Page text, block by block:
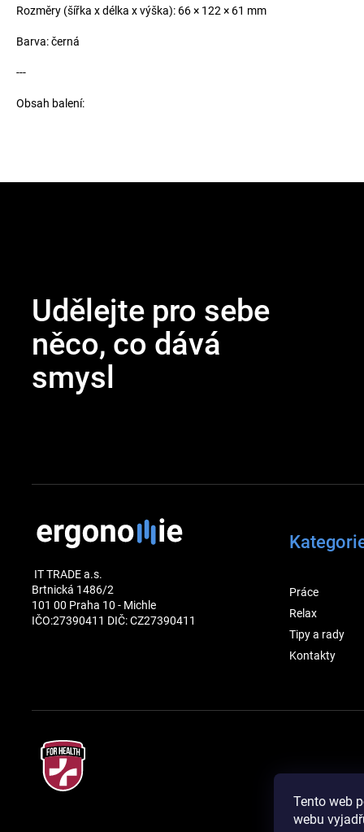
Tento web
webu
Rozměry (šířka x délka x výška): 66 × 122 × 61 mm
Barva: černá
---
Obsah balení:
t
í
Udělejte pro sebe
něco, co dává
smysl
IT TRADE a.s.
Brtnická 1486/2
101 00 Praha 10 - Michle
IČO:27390411 DIČ: CZ27390411
Práce
Relax
Tipy a rady
Kontakty